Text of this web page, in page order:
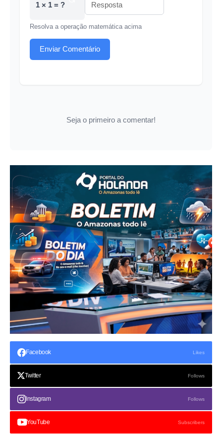
1 × 1 = ?
Resolva a operação matemática acima
Enviar Comentário
Seja o primeiro a comentar!
Facebook Likes
Twitter Follows
Instagram Follows
YouTube Subscribers